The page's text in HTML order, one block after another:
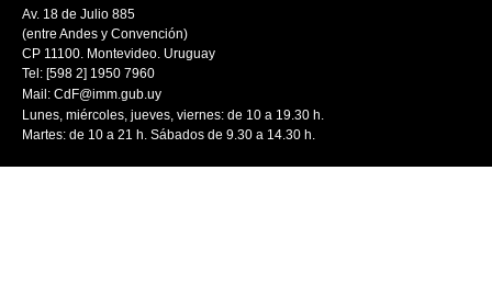
Av. 18 de Julio 885
(entre Andes y Convención)
CP 11100. Montevideo. Uruguay
Tel: [598 2] 1950 7960
Mail: CdF@imm.gub.uy
Lunes, miércoles, jueves, viernes: de 10 a 19.30 h.
Martes: de 10 a 21 h. Sábados de 9.30 a 14.30 h.